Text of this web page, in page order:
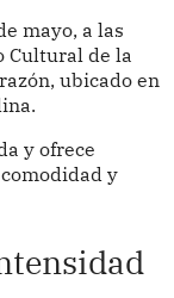
mayo, a las
Cultural de la
ubicado en
y ofrece
y